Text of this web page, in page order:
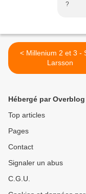
?
< Millenium 2 et 3 - Stieg
Larsson
Hébergé par Overblog
Top articles
Pages
Contact
Signaler un abus
C.G.U.